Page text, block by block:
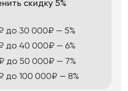
скидку 5%
до 30 000₽ — 5%
до 40 000₽ — 6%
до 50 000₽ — 7%
до 100 000₽ — 8%